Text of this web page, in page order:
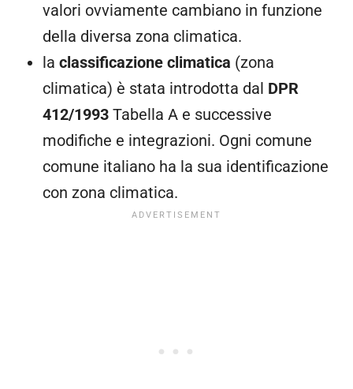
valori ovviamente cambiano in funzione
della diversa zona climatica.
la classificazione climatica (zona
climatica) è stata introdotta dal DPR
412/1993 Tabella A e successive
modifiche e integrazioni. Ogni comune
comune italiano ha la sua identificazione
con zona climatica.